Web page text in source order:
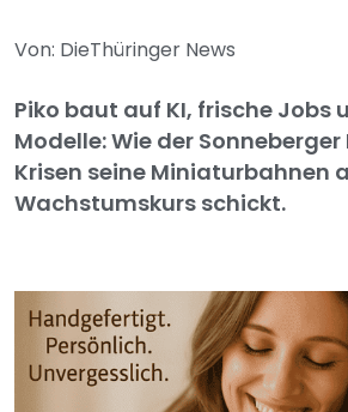
Von: DieThüringer News
Piko baut auf KI, frische Jobs
Modelle: Wie der
Krisen seine Miniaturbahnen
Wachstumskurs schickt.